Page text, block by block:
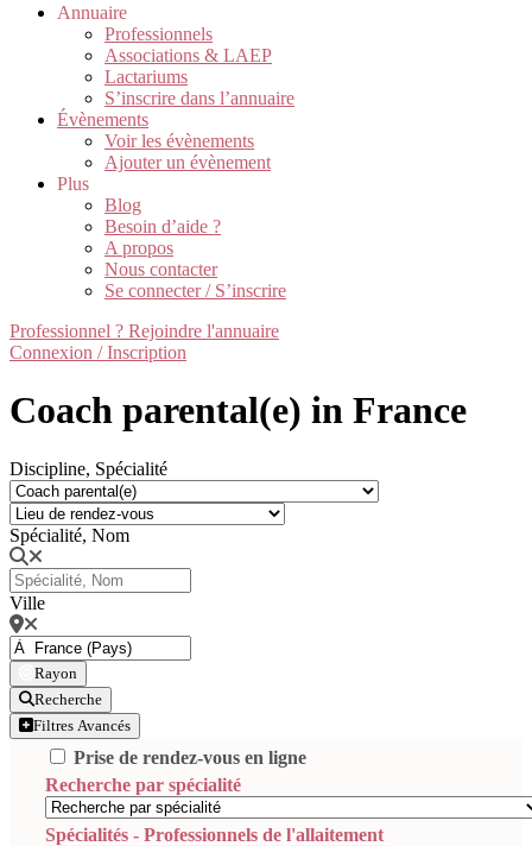
Annuaire
Professionnels
Associations & LAEP
Lactariums
S’inscrire dans l’annuaire
Évènements
Voir les évènements
Ajouter un évènement
Plus
Blog
Besoin d’aide ?
A propos
Nous contacter
Se connecter / S’inscrire
Professionnel ? Rejoindre l'annuaire
Connexion / Inscription
Coach parental(e) in France
Discipline, Spécialité
Spécialité, Nom
Ville
Rayon
Recherche
Filtres Avancés
Prise de rendez-vous en ligne
Recherche par spécialité
Spécialités - Professionnels de l'allaitement